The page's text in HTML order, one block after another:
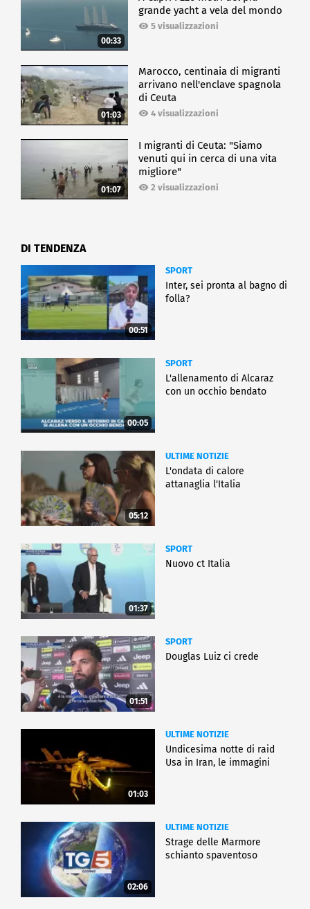
00:33
grande yacht a vela del mondo
5 visualizzazioni
01:03
Marocco, centinaia di migranti
arrivano nell'enclave spagnola
di Ceuta
4 visualizzazioni
01:07
I migranti di Ceuta: "Siamo
venuti qui in cerca di una vita
migliore"
2 visualizzazioni
DI TENDENZA
00:51
SPORT
Inter, sei pronta al bagno di
folla?
00:05
SPORT
L'allenamento di Alcaraz
con un occhio bendato
05:12
ULTIME NOTIZIE
L'ondata di calore
attanaglia l'Italia
01:37
SPORT
Nuovo ct Italia
01:51
SPORT
Douglas Luiz ci crede
01:03
ULTIME NOTIZIE
Undicesima notte di raid
Usa in Iran, le immagini
02:06
ULTIME NOTIZIE
Strage delle Marmore
schianto spaventoso